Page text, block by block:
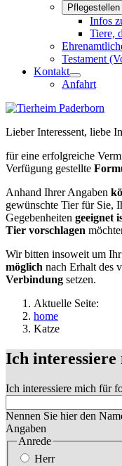
Pflegestellen
Infos
Tiere,
Testament
Kontakt
Anfahrt
Lieber Interessent, liebe
für eine erfolgreiche
Verfügung gestellte
Anhand Ihrer Angaben
gewünschte Tier für Sie,
Gegebenheiten geeignet
Tier vorschlagen
Wir bitten insoweit um
möglich nach Erhalt des
Verbindung setzen.
Aktuelle Seite:
home
Katze
Ich
Ich interessiere mich für
Nennen Sie hier den
Angaben
Anrede
Herr